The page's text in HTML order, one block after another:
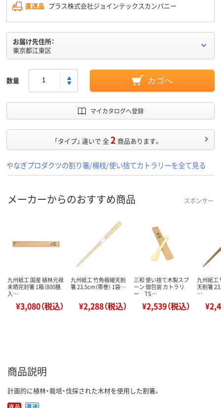
直送品 プラス株式会社ジョインテックスカンパニー
お届け先住所：
東京都江東区
数量 カゴへ
マイカタログへ登録
「タイプ」 違いで 全2 商品あります。
やなぎプロダクツの割り箸/楊枝/使い捨てカトラリーを全て見る
メーカーからのおすすめ商品 スポンサー
九州紙工 国産 植林元禄
未晒完封箸 1箱（800膳
入…
¥3,080（税込）
九州紙工 竹角極細天削
箸 23.5cm（帯巻） 1袋…
¥2,288（税込）
三和 使い捨て木製スプ
ーン 個包装 カトラリ
ー TS…
¥2,539（税込）
九州紙工
天削箸
…
商品説明
計画的に植林・栽培・伐採された木材を使用した割箸。